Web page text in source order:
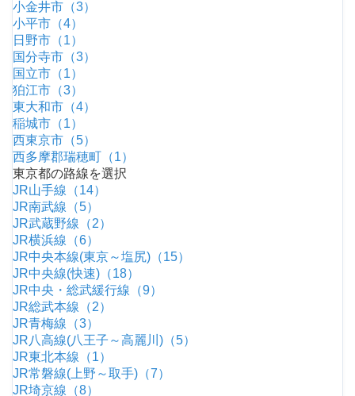
小金井市（3）
小平市（4）
日野市（1）
国分寺市（3）
国立市（1）
狛江市（3）
東大和市（4）
稲城市（1）
西東京市（5）
西多摩郡瑞穂町（1）
東京都の路線を選択
JR山手線（14）
JR南武線（5）
JR武蔵野線（2）
JR横浜線（6）
JR中央本線(東京～塩尻)（15）
JR中央線(快速)（18）
JR中央・総武緩行線（9）
JR総武本線（2）
JR青梅線（3）
JR八高線(八王子～高麗川)（5）
JR東北本線（1）
JR常磐線(上野～取手)（7）
JR埼京線（8）